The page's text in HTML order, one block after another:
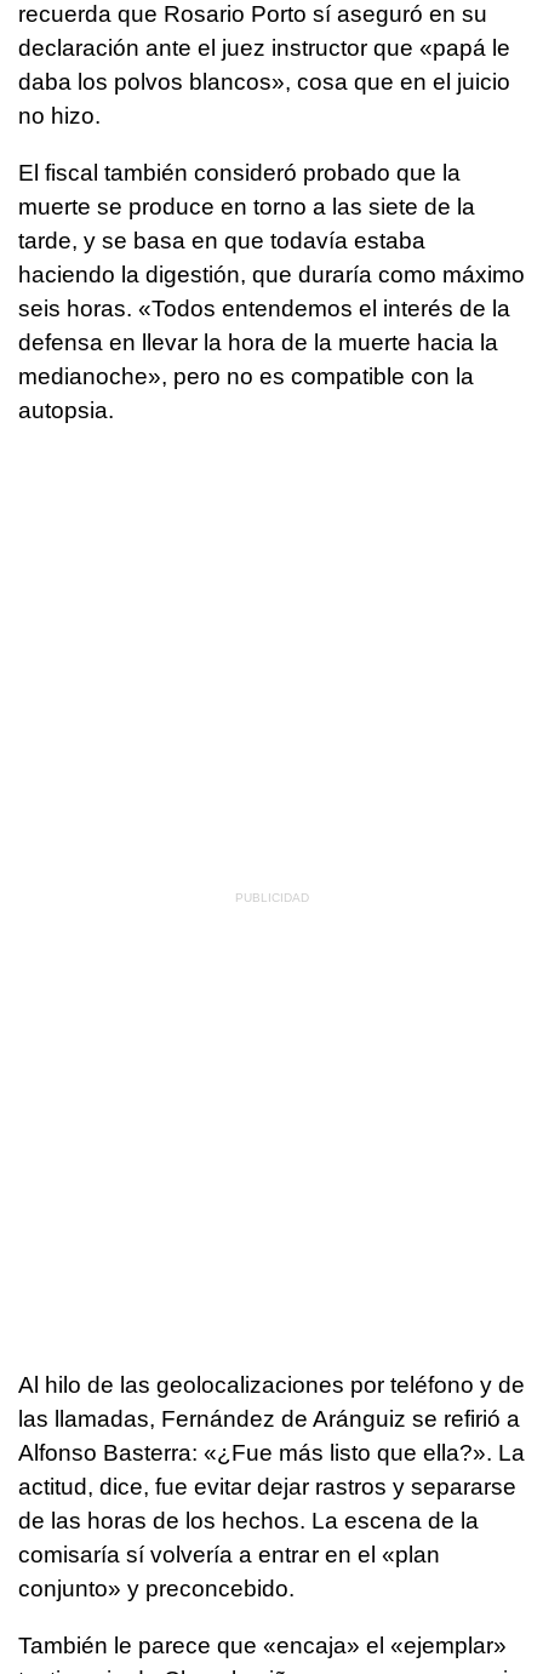
recuerda que Rosario Porto sí aseguró en su
declaración ante el juez instructor que «papá le
daba los polvos blancos», cosa que en el juicio
no hizo.
El fiscal también consideró probado que la
muerte se produce en torno a las siete de la
tarde, y se basa en que todavía estaba
haciendo la digestión, que duraría como máximo
seis horas. «Todos entendemos el interés de la
defensa en llevar la hora de la muerte hacia la
medianoche», pero no es compatible con la
autopsia.
Al hilo de las geolocalizaciones por teléfono y de
las llamadas, Fernández de Aránguiz se refirió a
Alfonso Basterra: «¿Fue más listo que ella?». La
actitud, dice, fue evitar dejar rastros y separarse
de las horas de los hechos. La escena de la
comisaría sí volvería a entrar en el «plan
conjunto» y preconcebido.
También le parece que «encaja» el «ejemplar»